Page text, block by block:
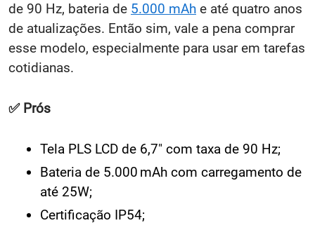
de 90 Hz, bateria de 5.000 mAh e até quatro anos
de atualizações. Então sim, vale a pena comprar
esse modelo, especialmente para usar em tarefas
cotidianas.
✅ Prós
Tela PLS LCD de 6,7″ com taxa de 90 Hz;
Bateria de 5.000 mAh com carregamento de
até 25W;
Certificação IP54;